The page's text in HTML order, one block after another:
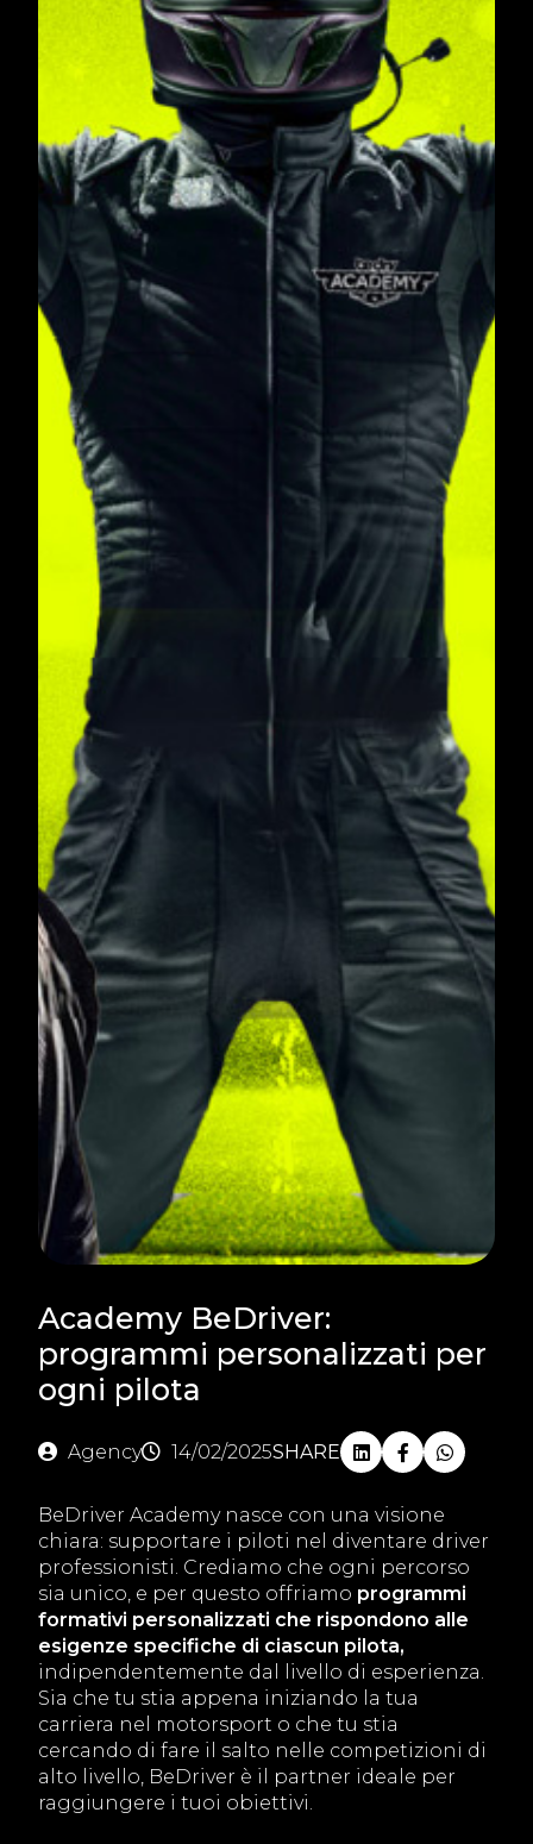
Academy BeDriver:
programmi personalizzati per
ogni pilota
Agency 14/02/2025SHARE
BeDriver Academy nasce con una visione
chiara: supportare i piloti nel diventare driver
professionisti. Crediamo che ogni percorso
sia unico, e per questo offriamo programmi
formativi personalizzati che rispondono alle
esigenze specifiche di ciascun pilota,
indipendentemente dal livello di esperienza.
Sia che tu stia appena iniziando la tua
carriera nel motorsport o che tu stia
cercando di fare il salto nelle competizioni di
alto livello, BeDriver è il partner ideale per
raggiungere i tuoi obiettivi.